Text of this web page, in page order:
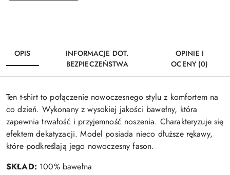
OPIS
INFORMACJE DOT.
BEZPIECZEŃSTWA
OPINIE I
OCENY (0)
Ten t-shirt to połączenie nowoczesnego stylu z komfortem na
co dzień. Wykonany z wysokiej jakości bawełny, która
zapewnia trwałość i przyjemność noszenia. Charakteryzuje się
efektem dekatyzacji. Model posiada nieco dłuższe rękawy,
które podkreślają jego nowoczesny fason.
SKŁAD: 100% bawełna